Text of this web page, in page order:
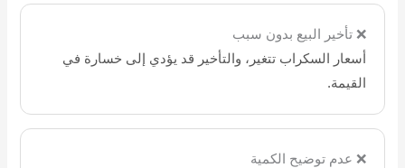
❌ تأخير البيع بدون سبب
أسعار السكراب تتغير، والتأخير قد يؤدي إلى خسارة في
القيمة.
❌ عدم توضيح الكمية